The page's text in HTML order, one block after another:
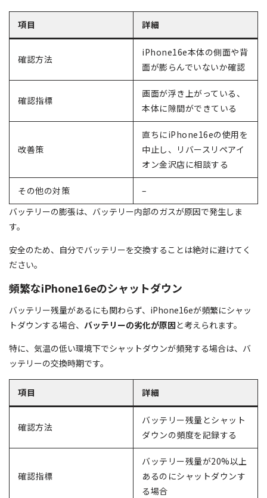
項目 詳細
確認方法
iPhone16e本体の側面や背
面が膨らんでいないか確認
確認指標
画面が浮き上がっている、
本体に隙間ができている
改善策
直ちにiPhone16eの使用を
中止し、リバースリペアイ
オン金沢店に相談する
その他の対策
–
バッテリーの膨張は、バッテリー内部のガスが原因で発生しま
す。
安全のため、自分でバッテリーを交換することは絶対に避けてく
ださい。
頻繁なiPhone16eのシャットダウン
バッテリー残量があるにも関わらず、iPhone16eが頻繁にシャッ
トダウンする場合、 バッテリーの劣化が原因と考えられます。
特に、気温の低い環境下でシャットダウンが頻発する場合は、バ
ッテリーの交換時期です。
項目 詳細
確認方法
バッテリー残量とシャット
ダウンの頻度を記録する
確認指標
バッテリー残量が20%以上
あるのにシャットダウンす
る場合